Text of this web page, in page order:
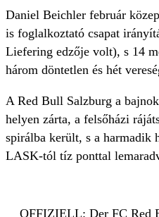
Daniel Beichler február
is foglalkoztató csapat
Liefering edzője volt), s 14
három döntetlen és hét
A Red Bull Salzburg a
helyen zárta, a felsőházi
spirálba került, s a harmadik
LASK-tól tíz ponttal
OFFIZIELL: Der FC Red